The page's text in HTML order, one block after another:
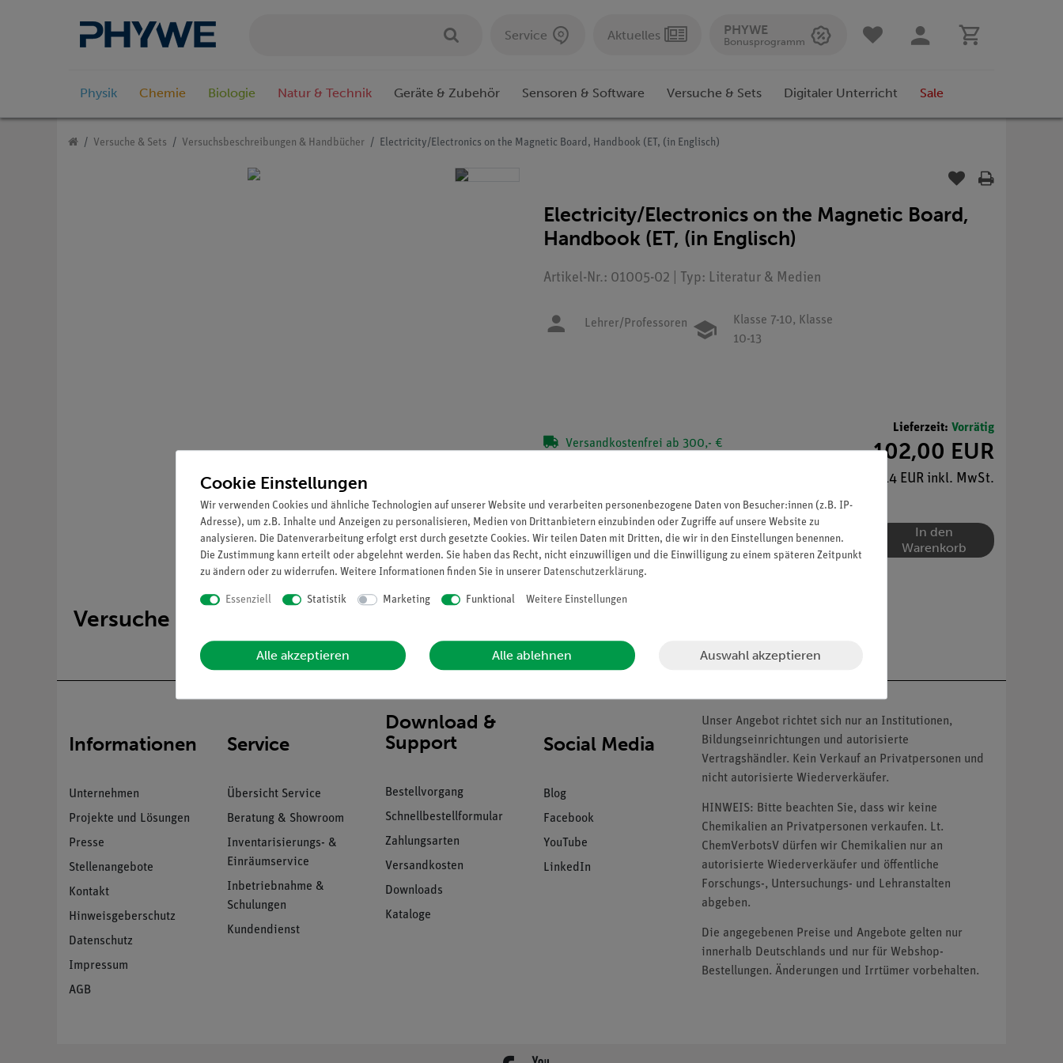
Service Aktuelles PHYWE
Bonusprogramm
Physik Chemie Biologie Natur & Technik Geräte & Zubehör Sensoren & Software Versuche & Sets Digitaler Unterricht Sale
Versuche & Sets Versuchsbeschreibungen & Handbücher Electricity/Electronics on the Magnetic Board, Handbook (ET, (in Englisch)
Electricity/Electronics on the Magnetic Board,
Handbook (ET, (in Englisch)
Artikel-Nr.: 01005-02 | Typ: Literatur & Medien
Lehrer/Professoren Klasse 7-10, Klasse
10-13
Versandkostenfrei ab 300,- €
Lieferzeit: Vorrätig
102,00 EUR
109,14 EUR inkl. MwSt.
In den
Warenkorb
Versuche
Informationen
Unternehmen
Projekte und Lösungen
Presse
Stellenangebote
Kontakt
Hinweisgeberschutz
Datenschutz
Impressum
AGB
Service
Übersicht Service
Beratung & Showroom
Inventarisierungs- &
Einräumservice
Inbetriebnahme &
Schulungen
Kundendienst
Download &
Support
Bestellvorgang
Schnellbestellformular
Zahlungsarten
Versandkosten
Downloads
Kataloge
Social Media
Blog
Facebook
YouTube
LinkedIn
Unser Angebot richtet sich nur an Institutionen,
Bildungseinrichtungen und autorisierte
Vertragshändler. Kein Verkauf an Privatpersonen und
nicht autorisierte Wiederverkäufer.
HINWEIS: Bitte beachten Sie, dass wir keine
Chemikalien an Privatpersonen verkaufen. Lt.
ChemVerbotsV dürfen wir Chemikalien nur an
autorisierte Wiederverkäufer und öffentliche
Forschungs-, Untersuchungs- und Lehranstalten
abgeben.
Die angegebenen Preise und Angebote gelten nur
innerhalb Deutschlands und nur für Webshop-
Bestellungen. Änderungen und Irrtümer vorbehalten.
Cookie Einstellungen
Wir verwenden Cookies und ähnliche Technologien auf unserer Website und verarbeiten personenbezogene Daten von Besucher:innen (z.B. IP-
Adresse), um z.B. Inhalte und Anzeigen zu personalisieren, Medien von Drittanbietern einzubinden oder Zugriffe auf unsere Website zu
analysieren. Die Datenverarbeitung erfolgt erst durch gesetzte Cookies. Wir teilen Daten mit Dritten, die wir in den Einstellungen benennen.
Die Zustimmung kann erteilt oder abgelehnt werden. Sie haben das Recht, nicht einzuwilligen und die Einwilligung zu einem späteren Zeitpunkt
zu ändern oder zu widerrufen. Weitere Informationen finden Sie in unserer Daten­schutz­erklärung.
Essenziell Statistik Marketing Funktional Weitere Einstellungen
Alle akzeptieren Alle ablehnen Auswahl akzeptieren